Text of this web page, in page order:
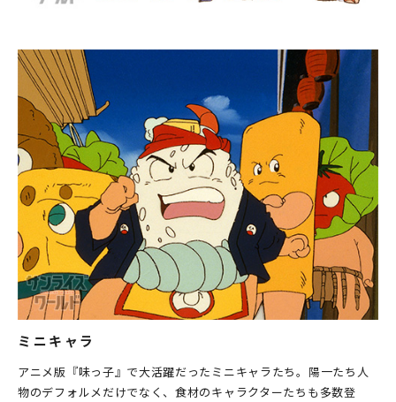
ミニキャラ
アニメ版『味っ子』で大活躍だったミニキャラたち。陽一たち人
物のデフォルメだけでなく、食材のキャラクターたちも多数登